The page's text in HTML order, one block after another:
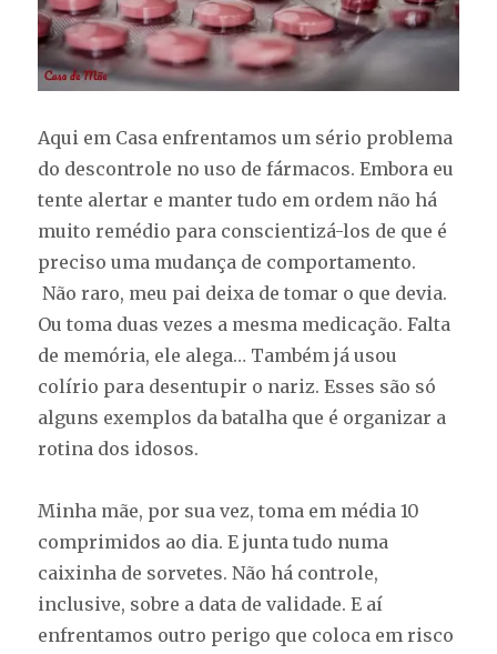
Aqui em Casa enfrentamos um sério problema
do descontrole no uso de fármacos. Embora eu
tente alertar e manter tudo em ordem não há
muito remédio para conscientizá-los de que é
preciso uma mudança de comportamento.
Não raro, meu pai deixa de tomar o que devia.
Ou toma duas vezes a mesma medicação. Falta
de memória, ele alega… Também já usou
colírio para desentupir o nariz. Esses são só
alguns exemplos da batalha que é organizar a
rotina dos idosos.
Minha mãe, por sua vez, toma em média 10
comprimidos ao dia. E junta tudo numa
caixinha de sorvetes. Não há controle,
inclusive, sobre a data de validade. E aí
enfrentamos outro perigo que coloca em risco